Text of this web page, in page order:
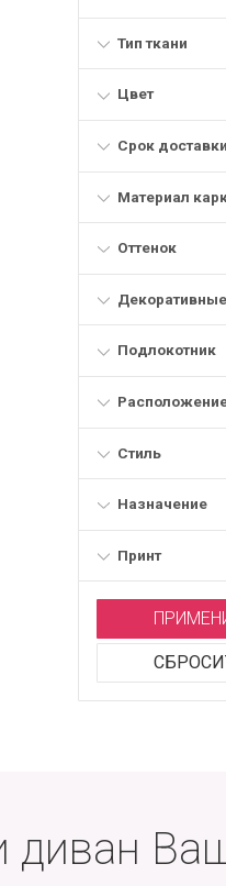
Тип ткани
Цвет
Срок доставки
Материал
Оттенок
Подлокотник
Стиль
Назначение
Принт
диван